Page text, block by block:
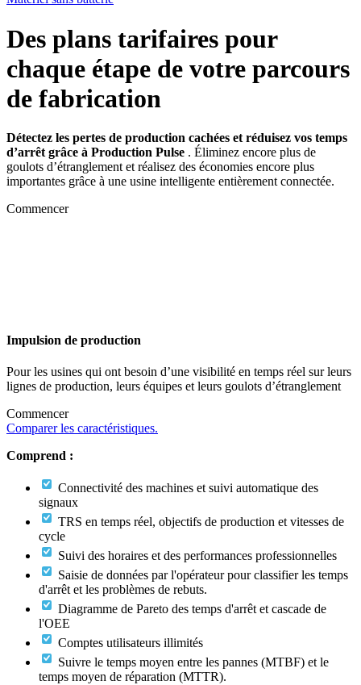
Des plans tarifaires pour
chaque étape de votre parcours
de fabrication
Détectez les pertes de production cachées et réduisez vos temps
d’arrêt grâce à Production Pulse . Éliminez encore plus de
goulots d’étranglement et réalisez des économies encore plus
importantes grâce à une usine intelligente entièrement connectée.
Commencer
Impulsion de production
Pour les usines qui ont besoin d’une visibilité en temps réel sur leurs
lignes de production, leurs équipes et leurs goulots d’étranglement
Commencer
Comparer les caractéristiques.
Comprend :
Connectivité des machines et suivi automatique des
signaux
TRS en temps réel, objectifs de production et vitesses de
cycle
Suivi des horaires et des performances professionnelles
Saisie de données par l'opérateur pour classifier les temps
d'arrêt et les problèmes de rebuts.
Diagramme de Pareto des temps d'arrêt et cascade de
l'OEE
Comptes utilisateurs illimités
Suivre le temps moyen entre les pannes (MTBF) et le
temps moyen de réparation (MTTR).